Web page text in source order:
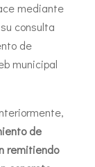
mediante
consulta
de
municipal
de
remitiendo